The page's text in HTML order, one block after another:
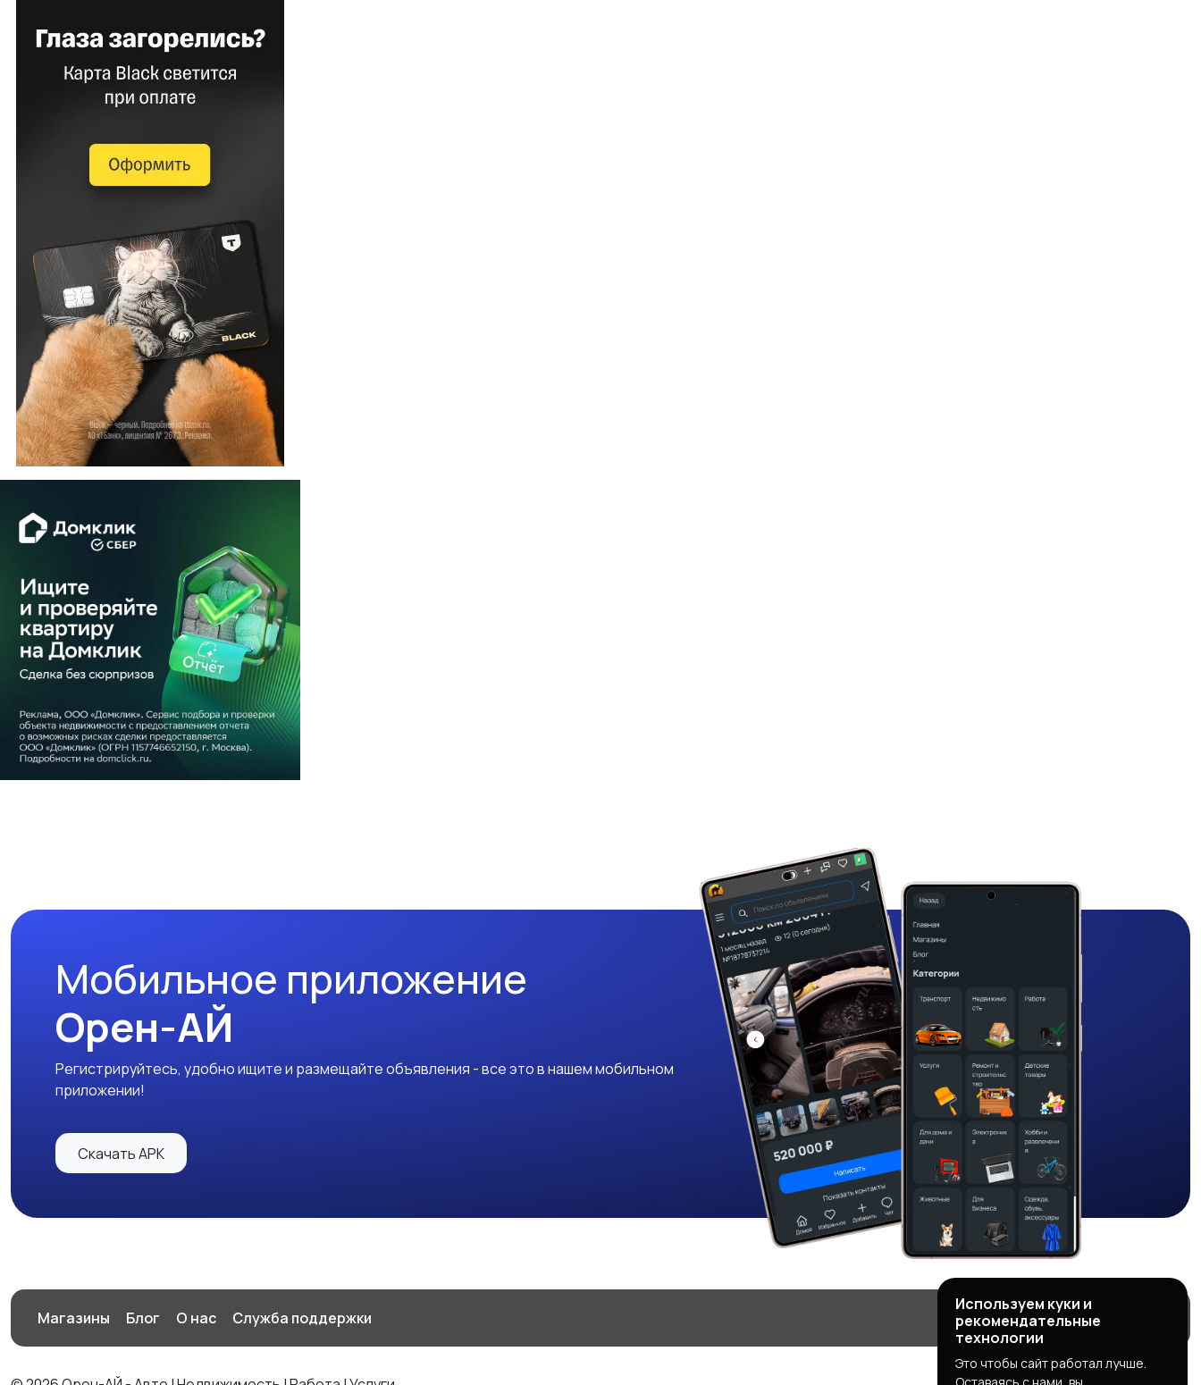
Мобильное приложение
Орен-АЙ
Регистрируйтесь, удобно ищите и размещайте объявления - все это в нашем мобильном
приложении!
Скачать APK
Магазины Блог О нас Служба поддержки
Используем куки и
рекомендательные
технологии
Это чтобы сайт работал лучше.